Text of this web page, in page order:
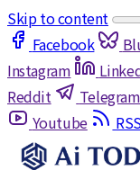
Skip to content
Facebook
Instagram
Reddit
Telegram
Youtube